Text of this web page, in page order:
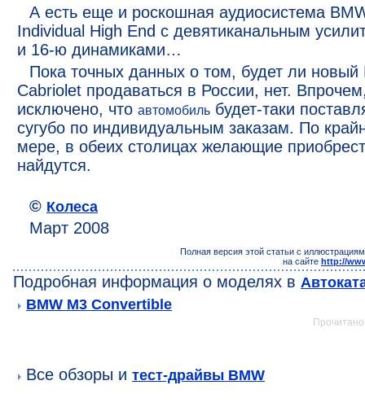
А есть еще и роскошная аудиосистема
Individual High End с девятиканальным
и 16-ю динамиками…
Пока точных данных о том, будет ли новый
Cabriolet продаваться в России, нет.
исключено, что автомобиль будет-таки
сугубо по индивидуальным заказам. По
мере, в обеих столицах желающие
найдутся.
© Колеса
Март 2008
Полная версия этой статьи с
на сайте http://
Подробная информация о моделях в
BMW M3 Convertible
Все обзоры и тест-драйвы BMW